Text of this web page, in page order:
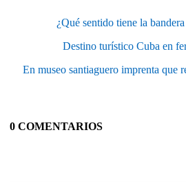
¿Qué sentido tiene la
Destino turístico Cuba en
En museo santiaguero imprenta que
0 COMENTARIOS